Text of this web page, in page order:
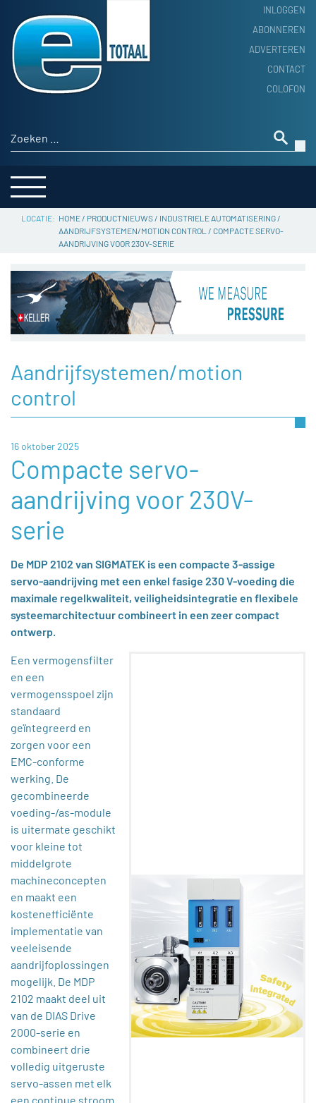
INLOGGEN
ABONNEREN
ADVERTEREN
CONTACT
COLOFON
Zoeken naar:
HOME
PRODUCTNIEUWS
ACHTERGROND
THEMA’S
SERVICE
HOME/ PRODUCTNIEUWS/ INDUSTRIELE AUTOMATISERING/
AANDRIJFSYSTEMEN/MOTION CONTROL / COMPACTE SERVO-
AANDRIJVING VOOR 230V-SERIE
Aandrijfsystemen/motion
control
16 oktober 2025
Compacte servo-
aandrijving voor 230V-
serie
De MDP 2102 van SIGMATEK is een compacte 3-assige
servo-aandrijving met een enkel fasige 230 V-voeding die
maximale regelkwaliteit, veiligheidsintegratie en flexibele
systeemarchitectuur combineert in een zeer compact
ontwerp.
Een vermogensfilter
en een
vermogensspoel zijn
standaard
geïntegreerd en
zorgen voor een
EMC-conforme
werking. De
gecombineerde
voeding-/as-module
is uitermate geschikt
voor kleine tot
middelgrote
machineconcepten
en maakt een
kostenefficiënte
implementatie van
veeleisende
aandrijfoplossingen
mogelijk. De MDP
2102 maakt deel uit
van de DIAS Drive
2000-serie en
combineert drie
volledig uitgeruste
servo-assen met elk
een continue stroom